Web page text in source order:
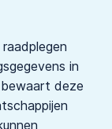
in
deze